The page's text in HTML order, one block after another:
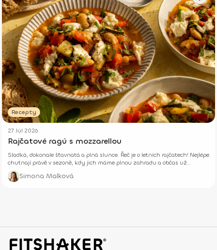
Recepty
27 Júl 2026
Rajčatové ragú s mozzarellou
Sladká, dokonale šťavnatá a plná slunce. Řeč je o letních rajčatech! Nejlépe
chutnají právě v sezoně, kdy jich máme plnou zahradu a občas už
opravdu nevíme, co s nimi.
Simona Malková